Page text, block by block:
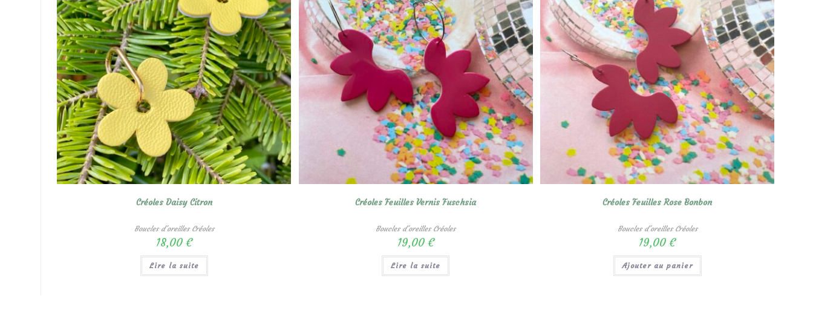
Créoles Daisy Citron
Boucles d'oreilles Créoles
18,00 €
Lire la suite
Créoles Feuilles Vernis Fuschsia
Boucles d'oreilles Créoles
19,00 €
Lire la suite
Créoles Feuilles Rose Bonbon
Boucles d'oreilles Créoles
19,00€
Ajouter au panier